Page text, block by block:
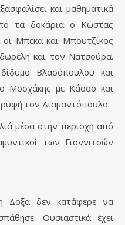
και μαθηματικά
τα δοκάρια ο Κώστας
οι Μπέκα και Μπουτζίκος
και τον Νατσούρα.
Βλασόπουλου και
Μοσχάκης με Κάσσο και
τον Διαμαντόπουλο.
μέσα στην περιοχή από
των Γιαννιτσών
Δόξα δεν κατάφερε να
Ουσιαστικά έχει